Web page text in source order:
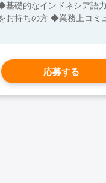
お持ちの方 ◆業務上コミ
応募する